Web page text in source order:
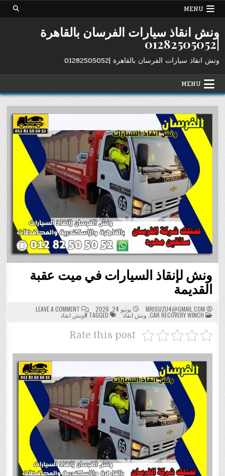
Skip
MENU
ونش انقاذ سيارات الفرسان بالقاهرة
|01282505052
ونش انقاذ سيارات الفرسان بالقاهرة |01282505052
MENU
ونش لإنقاذ السيارات في ميت عقبة
القديمة
MRISUZU4@GMAIL.COM يونيو 24, 2026 LEAVE A COMMENT
ON
ونش
لإنقاذ
POSTED
IN
CAR RECOVERY WINCH ونش انقاذ #ونش انقاذ
Rate this post